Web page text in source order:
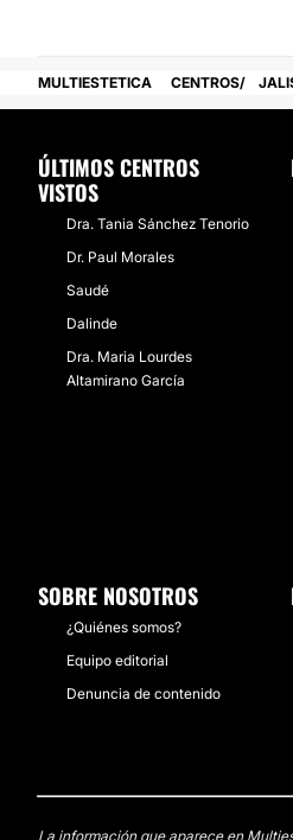
MULTIESTETICA CENTROS
ÚLTIMOS CENTROS
VISTOS
Dra. Tania Sánchez Tenorio
Dr. Paul Morales
Saudé
Dalinde
Dra. Maria Lourdes
Altamirano García
SOBRE NOSOTROS
¿Quiénes somos?
Equipo editorial
Denuncia de contenido
La información que aparece en